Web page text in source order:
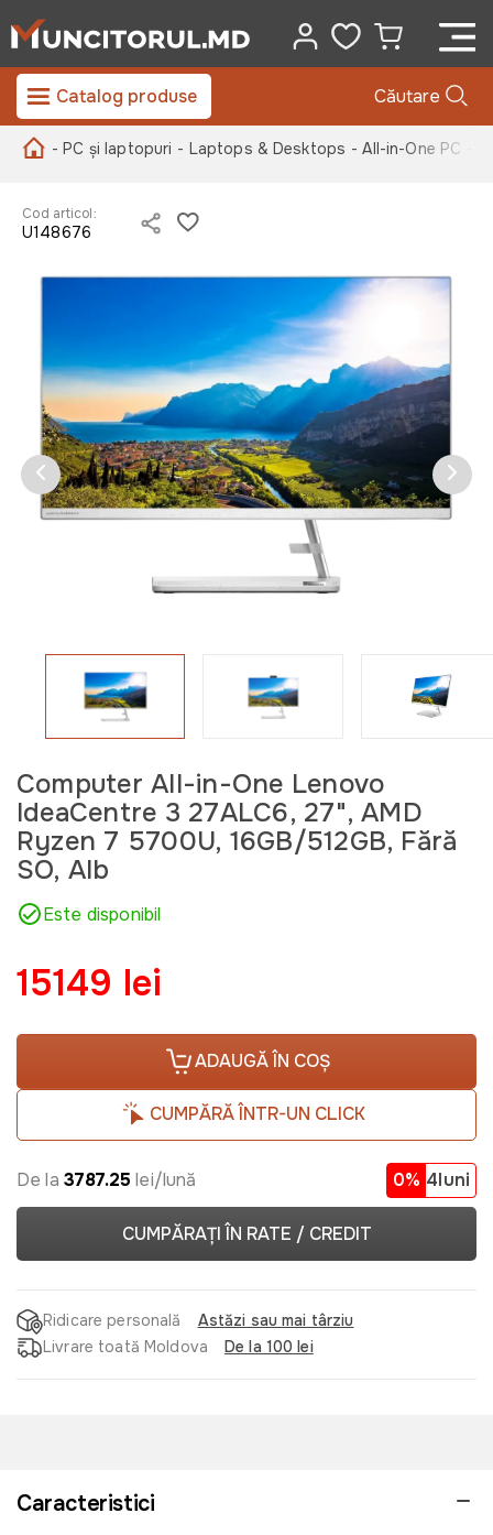
Catalog produse Căutare
- PC și laptopuri - Laptops & Desktops - All-in-One PC
Cod articol:
U148676
Computer All-in-One Lenovo
IdeaCentre 3 27ALC6, 27", AMD
Ryzen 7 5700U, 16GB/512GB, Fără
SO, Alb
Este disponibil
15149 lei
ADAUGĂ ÎN COȘ
CUMPĂRĂ ÎNTR-UN CLICK
De la 3787.25 lei/lună 0% 4luni
CUMPĂRAȚI ÎN RATE / CREDIT
Ridicare personală
Astăzi sau mai târziu
Livrare toată Moldova
De la 100 lei
Caracteristici